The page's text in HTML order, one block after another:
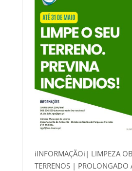
ℹINFORMAÇÃOℹ| LIMPEZA
TERRENOS | PROLONGADO